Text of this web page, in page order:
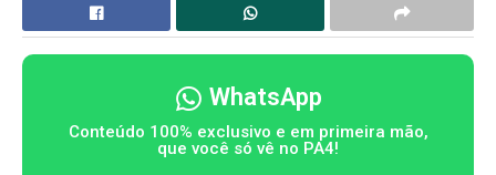
WhatsApp
Conteúdo 100% exclusivo e em primeira mão,
que você só vê no PA4!